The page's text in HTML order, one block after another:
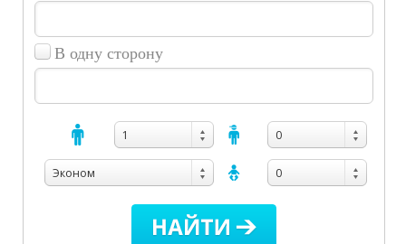
В одну сторону
1 0
Эконом 0